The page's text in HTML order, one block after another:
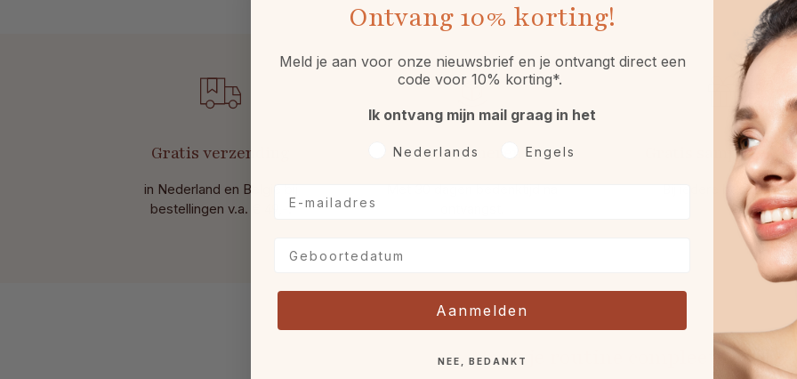
Gratis verzending
in Nederland en België bij
bestellingen v.a. € 49,-.
Retourneren Gratis sample óf
Bij iedere bestelling.
Maak je routine compleet
Ontvang 10% korting!
Meld je aan voor onze nieuwsbrief en je ontvangt direct een
code voor 10% korting*.
Ik ontvang mijn mail graag in het
Voorkeurtaal
Nederlands Engels
Aanmelden
NEE, BEDANKT